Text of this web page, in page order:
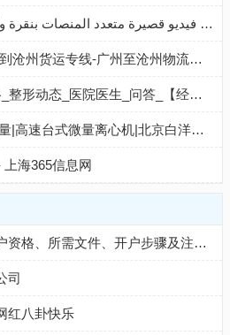
Jinshi Brother Tools - برنامج نشر/توزيع مقاطع فيديو قصيرة متعدد المنصات بنقرة واحدة
广州到沧州物流专线-广州到沧州货运专线-广州至沧州物流公司-就发物流网
延边整形城市站_整形价格_整形动态_医院医生_问答_【经典整形网】
立式低速冷冻离心机|大容量|高速台式微量离心机|北京白洋医疗器械有限公司
上海365信息网
越南银行开户：外国人开户资格、所需文件、开户步骤及注意事项
司
红八卦快乐